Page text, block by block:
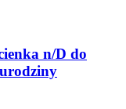
n/D do